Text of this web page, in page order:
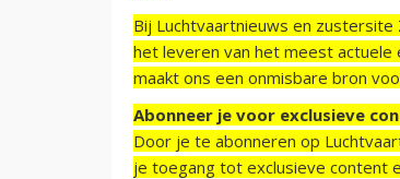
Bij Luchtvaartnieuws en
het leveren van het meest actuele
maakt ons een onmisbare bron
Abonneer je voor exclusieve
Door je te abonneren op
je toegang tot exclusieve content